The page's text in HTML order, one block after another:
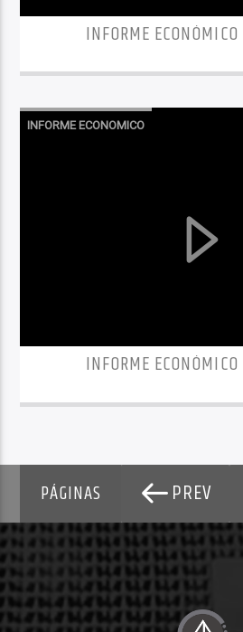
INFORME
INFORME ECONOMICO
INFORME
PÁGINAS PREV